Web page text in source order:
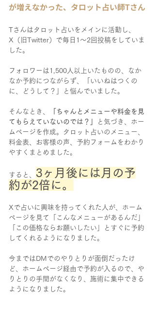
が増えなかった、タロット占い師Tさん
Tさんはタロット占いをメインに活動し、
X（旧Twitter）で毎日1〜2回投稿をしていま
した。
フォロワーは1,500人以上いたものの、なか
なか予約につながらず、「いいねはつくの
に、どうして？」と悩んでいました。
そんなとき、
「ちゃんとメニューや料金を見
てもらえていないのでは？」
と気づき、ホー
ムページを作成。タロット占いのメニュー、
料金表、お客様の声、予約フォームをわかり
やすくまとめました。
すると、 3ヶ月後には月の予
約が2倍に。
Xで占いに興味を持ってくれた人が、ホーム
ページを見て「こんなメニューがあるんだ」
「この価格ならお願いしたい」とすぐに予約
してくれるようになりました。
今まではDMでのやりとりが面倒だったけ
ど、ホームページ経由で予約が入るので、や
りとりの手間がなくなり、施術に集中できる
ようになりました。